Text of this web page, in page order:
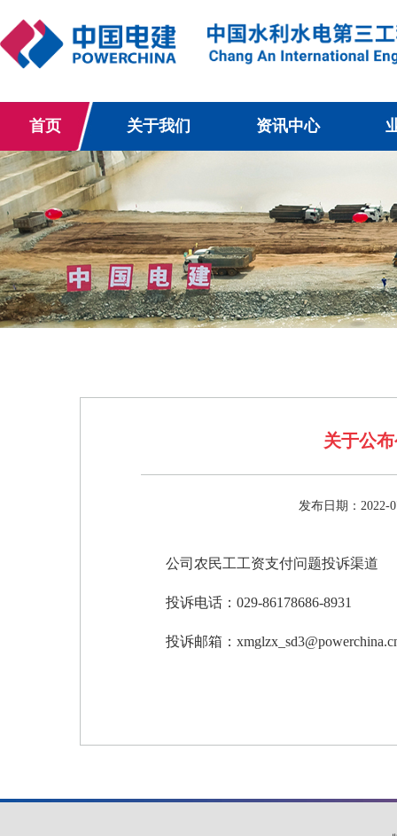
首页 关于我们 资讯中心
关于公
发布日期：2022-
公司农民工工资支付问题投诉渠道
投诉电话：029-86178686-8931
投诉邮箱：